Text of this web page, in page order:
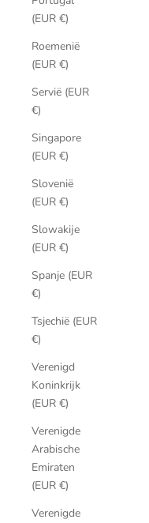
(EUR €)
Roemenië
(EUR €)
Servië (EUR
€)
Singapore
(EUR €)
Slovenië
(EUR €)
Slowakije
(EUR €)
Spanje (EUR
€)
Tsjechië (EUR
€)
Verenigd
Koninkrijk
(EUR €)
Verenigde
Arabische
Emiraten
(EUR €)
Verenigde